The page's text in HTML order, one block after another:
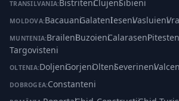
TRANSILVANIA:Bistriteni·Clujeni·Sibieni
MOLDOVA:Bacauani·Galateni·Ieseni·Vasluieni·
MUNTENIA:Braileni·Buzoieni·Calaraseni·
Targovisteni
OLTENIA:Doljeni·Gorjeni·Olteni·Severineni·
DOBROGEA:Constanteni